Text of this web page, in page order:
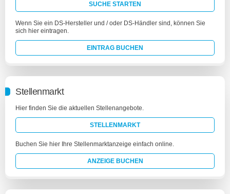
SUCHE STARTEN
Wenn Sie ein DS-Hersteller und / oder DS-Händler sind, können Sie
sich hier eintragen.
EINTRAG BUCHEN
Stellenmarkt
Hier finden Sie die aktuellen Stellenangebote.
STELLENMARKT
Buchen Sie hier Ihre Stellenmarktanzeige einfach online.
ANZEIGE BUCHEN